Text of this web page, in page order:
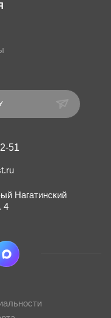
51
Нагатинский
4